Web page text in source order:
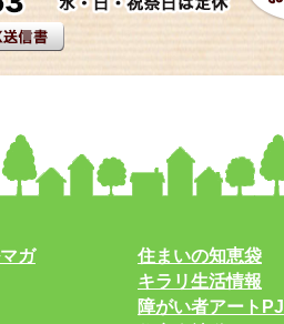
ガ
住まいの知恵袋
キラリ生活情報
障がい者アートPJ